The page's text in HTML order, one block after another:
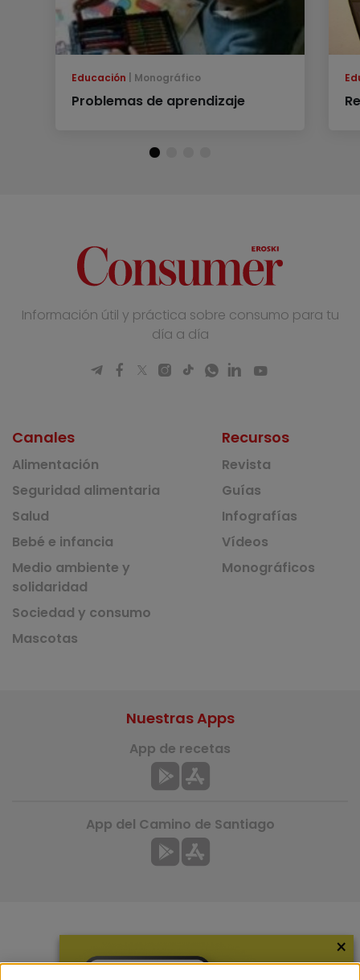
Educación Monográfico
Problemas de aprendizaje
Información útil y práctica sobre consumo para tu
día a día
Canales
Alimentación
Seguridad alimentaria
Salud
Bebé e infancia
Medio ambiente y
solidaridad
Sociedad y consumo
Mascotas
Recursos
Revista
Guías
Infografías
Vídeos
Monográficos
Nuestras Apps
App de recetas
App del Camino de Santiago
×